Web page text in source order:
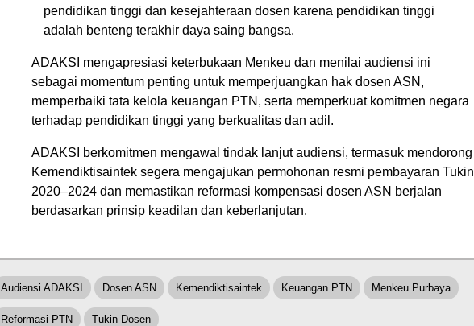
pendidikan tinggi dan kesejahteraan dosen karena pendidikan tinggi
adalah benteng terakhir daya saing bangsa.
ADAKSI mengapresiasi keterbukaan Menkeu dan menilai audiensi ini
sebagai momentum penting untuk memperjuangkan hak dosen ASN,
memperbaiki tata kelola keuangan PTN, serta memperkuat komitmen negara
terhadap pendidikan tinggi yang berkualitas dan adil.
ADAKSI berkomitmen mengawal tindak lanjut audiensi, termasuk mendorong
Kemendiktisaintek segera mengajukan permohonan resmi pembayaran Tukin
2020–2024 dan memastikan reformasi kompensasi dosen ASN berjalan
berdasarkan prinsip keadilan dan keberlanjutan.
Audiensi ADAKSI Dosen ASN Kemendiktisaintek Keuangan PTN Menkeu Purbaya
Reformasi PTN Tukin Dosen